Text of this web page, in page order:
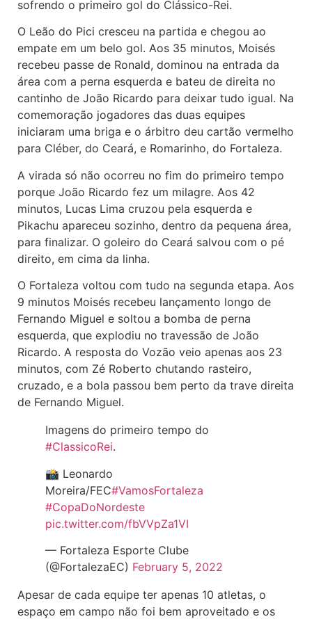
sofrendo o primeiro gol do Clássico-Rei.
O Leão do Pici cresceu na partida e chegou ao
empate em um belo gol. Aos 35 minutos, Moisés
recebeu passe de Ronald, dominou na entrada da
área com a perna esquerda e bateu de direita no
cantinho de João Ricardo para deixar tudo igual. Na
comemoração jogadores das duas equipes
iniciaram uma briga e o árbitro deu cartão vermelho
para Cléber, do Ceará, e Romarinho, do Fortaleza.
A virada só não ocorreu no fim do primeiro tempo
porque João Ricardo fez um milagre. Aos 42
minutos, Lucas Lima cruzou pela esquerda e
Pikachu apareceu sozinho, dentro da pequena área,
para finalizar. O goleiro do Ceará salvou com o pé
direito, em cima da linha.
O Fortaleza voltou com tudo na segunda etapa. Aos
9 minutos Moisés recebeu lançamento longo de
Fernando Miguel e soltou a bomba de perna
esquerda, que explodiu no travessão de João
Ricardo. A resposta do Vozão veio apenas aos 23
minutos, com Zé Roberto chutando rasteiro,
cruzado, e a bola passou bem perto da trave direita
de Fernando Miguel.
Imagens do primeiro tempo do
#ClassicoRei.
📸 Leonardo
Moreira/FEC#VamosFortaleza
#CopaDoNordeste
pic.twitter.com/fbVVpZa1VI
— Fortaleza Esporte Clube
(@FortalezaEC) February 5, 2022
Apesar de cada equipe ter apenas 10 atletas, o
espaço em campo não foi bem aproveitado e os